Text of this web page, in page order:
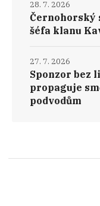
Černohorský
šéfa klanu
28. 7. 2026
Sponzor bez
propaguje
podvodům
27. 7. 2026